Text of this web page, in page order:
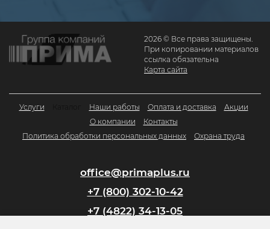
2026 © Все права защищены.
При копировании материалов
ссылка обязательна
Карта сайта
Услуги Наши работы Оплата и доставка
Акции
О компании
Контакты
Политика обработки персональных данных
Охрана труда
office@primaplus.ru
+7 (800) 302-10-42
+7 (4822) 34-13-05